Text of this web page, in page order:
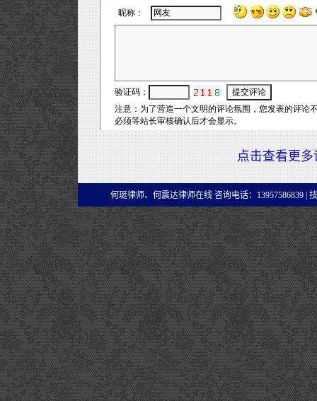
点击查看更多
何珽律师、何震达律师在线 咨询电话：13957586839 |